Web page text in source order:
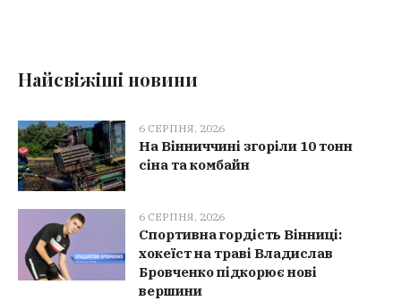
Найсвіжіші новини
6 СЕРПНЯ, 2026
На Вінниччині згоріли 10 тонн
сіна та комбайн
6 СЕРПНЯ, 2026
Спортивна гордість Вінниці:
хокеїст на траві Владислав
Бровченко підкорює нові
вершини